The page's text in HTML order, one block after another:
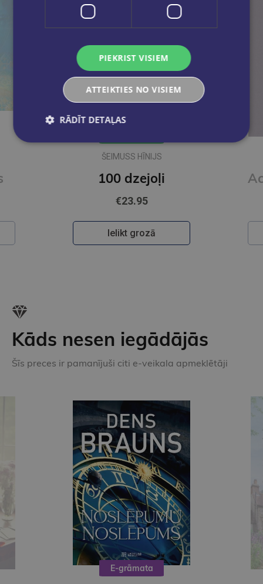
ŠEIMUSS HĪNIJS
100 dzejoļi
€23.95
Ielikt grozā
Kāds nesen iegādājās
Šīs preces ir pamanījuši citi e-veikala apmeklētāji
E-grāmata
PIEKRIST VISIEM
ATTEIKTIES NO VISIEM
RĀDĪT DETAĻAS